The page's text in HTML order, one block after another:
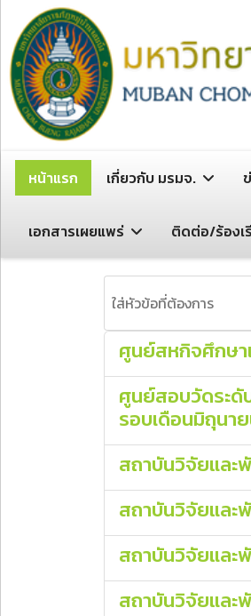
หน้าแรก เกี่ยวกับ มรมจ.
เอกสารเผยแพร่ ติดต่อ/ร้องเ
ศูนย์สหกิจศึกษา
ศูนย์สอบวัดระดั
รอบเดือนมิถุนา
สถาบันวิจัยและ
สถาบันวิจัยแล
สถาบันวิจัยและ
สถาบันวิจัยและ